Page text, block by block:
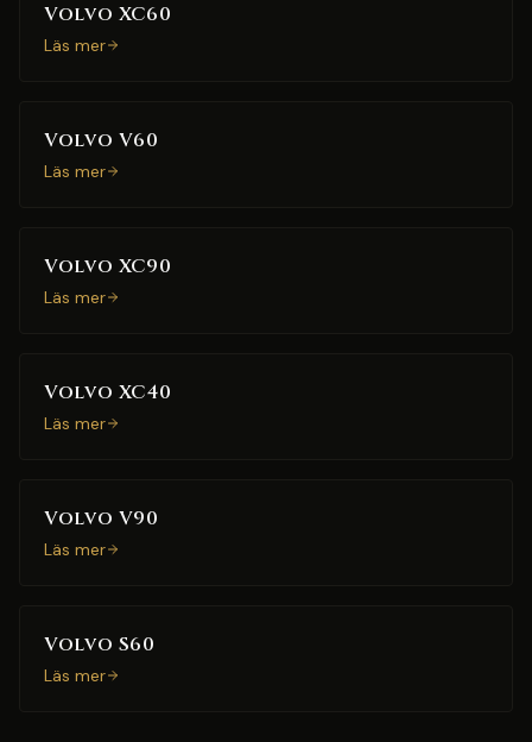
Volvo XC60
Läs mer
Volvo V60
Läs mer
Volvo XC90
Läs mer
Volvo XC40
Läs mer
Volvo V90
Läs mer
Volvo S60
Läs mer